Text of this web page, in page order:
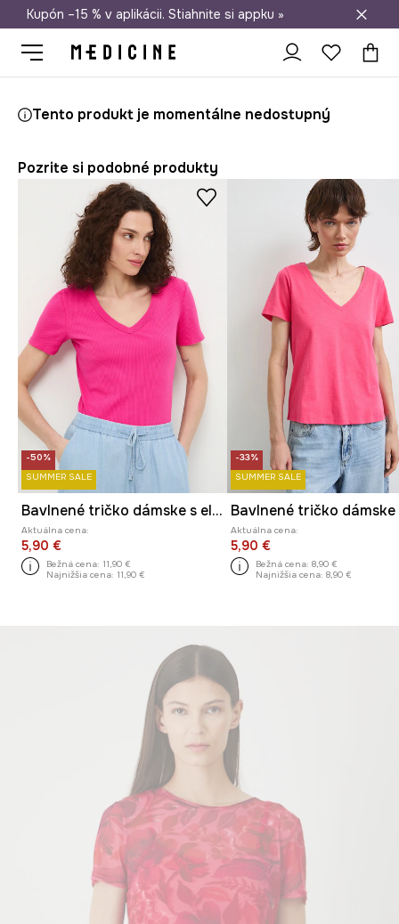
Doprava zadarmo od 50 €
Kupón –15 % v aplikácii. Stiahnite si appku »
Tento produkt je momentálne nedostupný
Pozrite si podobné produkty
-50%
SUMMER SALE
Bavlnené tričko dámske s elastanom vrúbkovaný
Aktuálna cena:
5,90 €
Bežná cena: 11,90 €
Najnižšia cena: 11,90 €
-33%
SUMMER SALE
Aktuálna cena:
5,90 €
Bežná cena: 8,90 €
Najnižšia cena: 8,90 €